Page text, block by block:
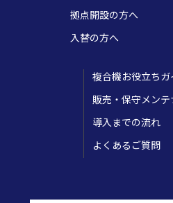
拠点開設の方へ
入替の方へ
複合機お役立ちガ
販売・保守メン
導入までの流れ
よくあるご質問